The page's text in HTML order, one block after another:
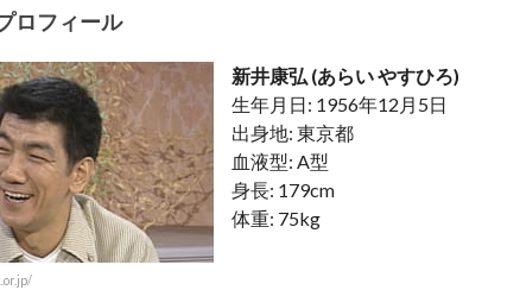
ロフィール
新井康弘 (あらい やすひろ)
生年月日: 1956年12月5日
出身地: 東京都
血液型: A型
身長: 179cm
体重: 75kg